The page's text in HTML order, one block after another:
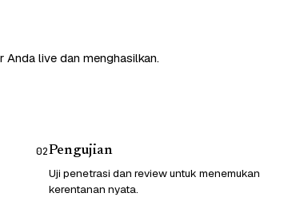
Anda live dan menghasilkan.
02Pengujian
Uji penetrasi dan review untuk menemukan
kerentanan nyata.